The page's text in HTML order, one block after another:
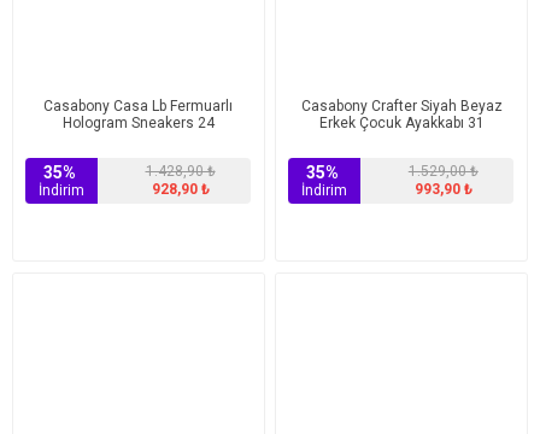
Casabony Casa Lb Fermuarlı
Hologram Sneakers 24
35%
İndirim
1.428,90 ₺
928,90 ₺
Casabony Crafter Siyah Beyaz
Erkek Çocuk Ayakkabı 31
35%
İndirim
1.529,00 ₺
993,90 ₺